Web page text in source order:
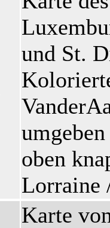
und St.
oben
Lorraine
Karte